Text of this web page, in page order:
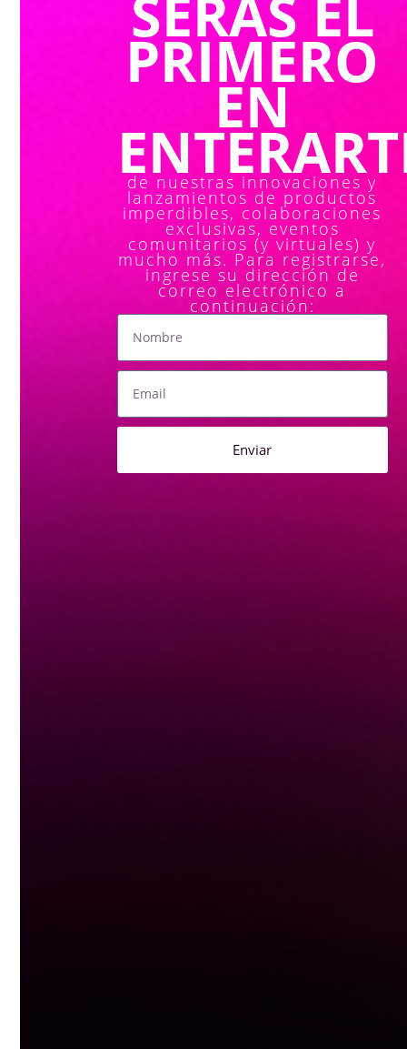
SERÁS EL
PRIMERO
EN
de nuestras innovaciones y
lanzamientos de productos
imperdibles, colaboraciones
exclusivas, eventos
comunitarios (y virtuales) y
mucho más. Para registrarse,
ingrese su dirección de
correo electrónico a
continuación:
Enviar